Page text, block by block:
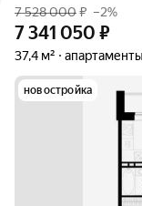
7 528 000₽ –2%
7 341 050 ₽
37,4 м²
новостройка